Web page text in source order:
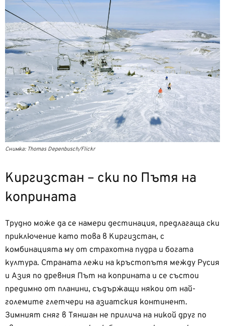
Снимка: Thomas Depenbusch/Flickr
Киргизстан – ски по Пътя на
коприната
Трудно може да се намери дестинация, предлагаща ски
приключение като това в Киргизстан, с
комбинацията му от страхотна пудра и богата
култура. Страната лежи на кръстопътя между Русия
и Азия по древния Път на коприната и се състои
предимно от планини, съдържащи някои от най-
големите глетчери на азиатския континент.
Зимният сняг в Тяншан не прилича на никой друг по